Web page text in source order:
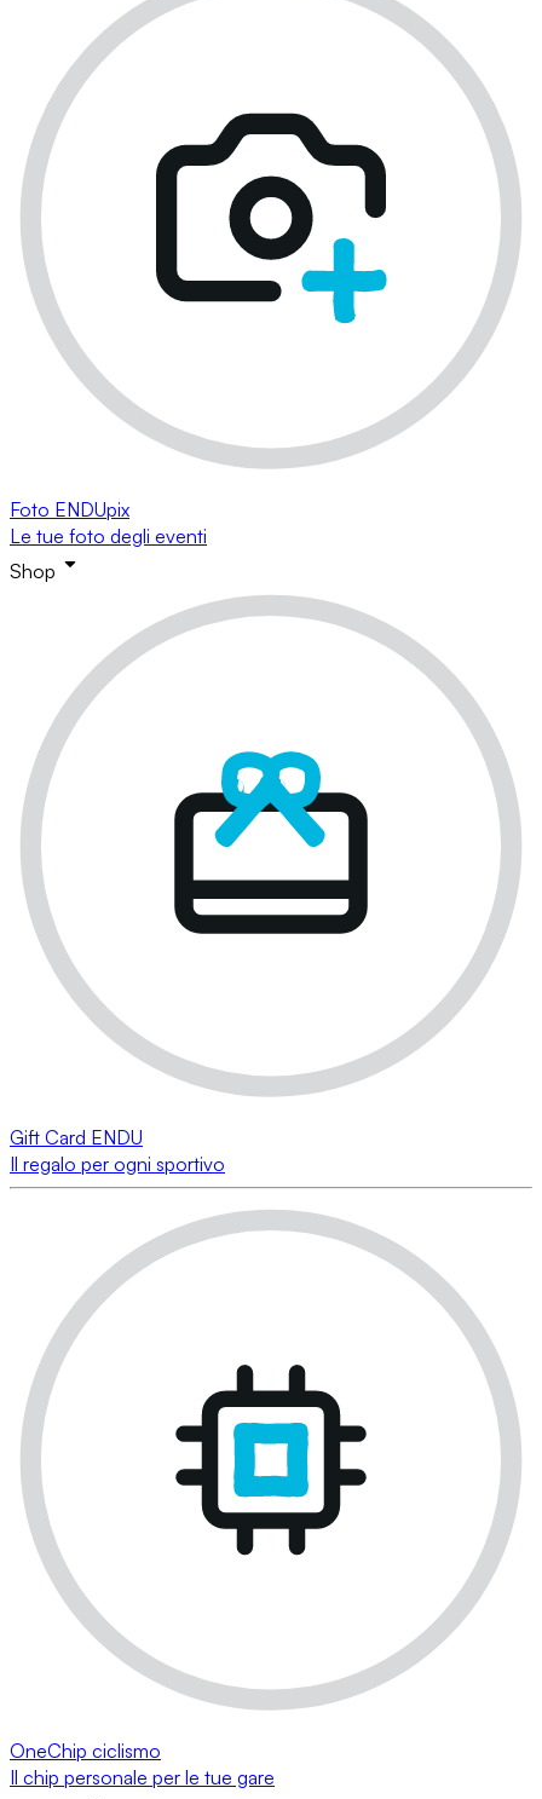
Foto ENDUpix
Le tue foto degli eventi
Shop
Gift Card ENDU
Il regalo per ogni sportivo
OneChip ciclismo
Il chip personale per le tue gare